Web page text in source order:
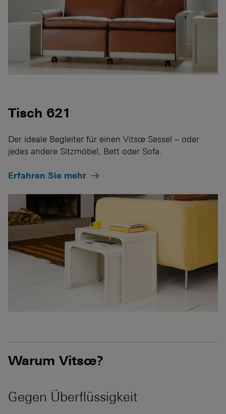
Tisch 621
Der ideale Begleiter für einen Vitsœ Sessel – oder
jedes andere Sitzmöbel, Bett oder Sofa.
Erfahren Sie mehr
Warum Vitsœ?
Gegen Überflüssigkeit